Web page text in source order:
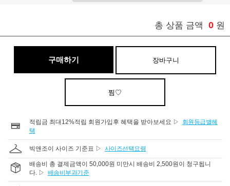
총 상품 금액 0 원
구매하기 장바구니
찜♡
적립금 최대12%적립 회원가입후 혜택을 받아보세요 ▷
회원등급별혜
택
빅앤조이 사이즈 기준표 ▷ 사이즈선택요령
배송비 총 결제금액이 50,000원 미만시 배송비 2,500원이 청구됩니
다. ▷ 배송비부과기준